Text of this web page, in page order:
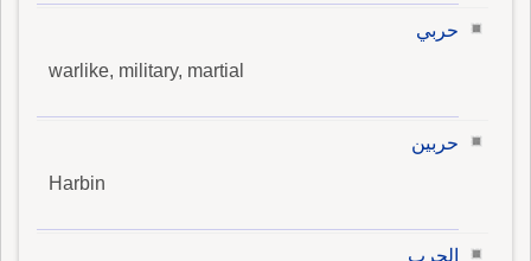
حربي
warlike, military, martial
حربين
Harbin
الحرب